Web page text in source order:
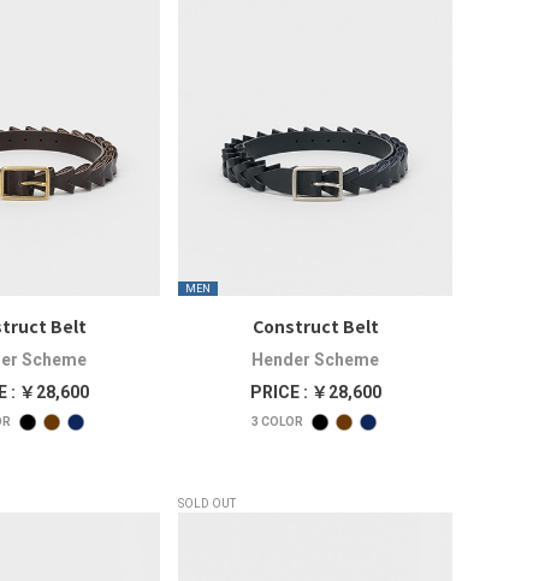
Belt
Scheme
: ￥28,600
MEN
Construct Belt
Hender Scheme
PRICE : ￥28,600
3 COLOR
SOLD OUT